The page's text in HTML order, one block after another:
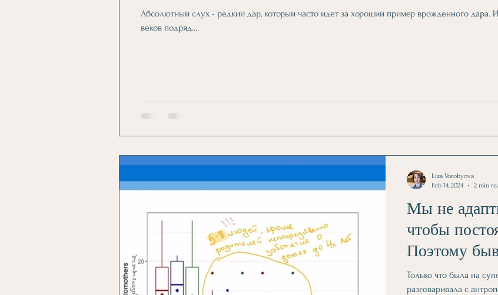
Абсолютный слух - редкий дар, который часто идет за хороший пример врожденного дара.
веков подряд....
Мы не
чтобы
Поэтому
Только что была на
разговаривала с
Liza Vorobyova
Feb 14, 2024
2 min